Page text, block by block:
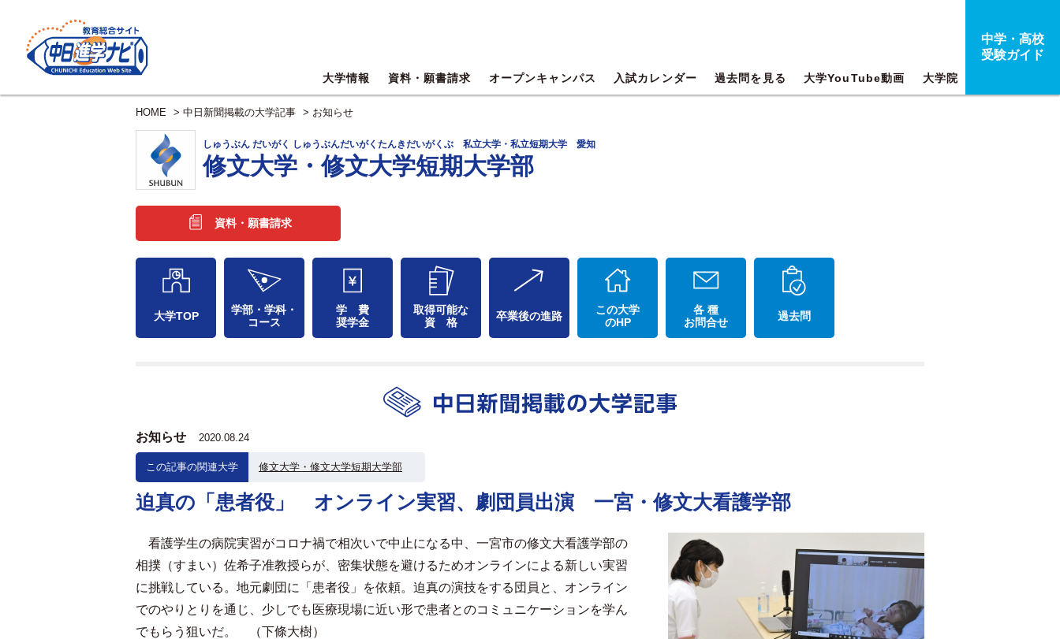
大学情報 資料・願書請求 オープンキャンパス 入試カレンダー 過去問を見る 大学YouTube動画 大学院
中学・高校
受験ガイド
HOME > 中日新聞掲載の大学記事 > お知らせ
しゅうぶん だいがく しゅうぶんだいがくたんきだいがくぶ 私立大学・私立短期大学 愛知
修文大学・修文大学短期大学部
資料・願書請求
大学TOP
学部・学科・
コース
学 費
奨学金
取得可能な
資 格
卒業後の進路
この大学
のHP
各 種
お問合せ
過去問
お知らせ 2020.08.24
この記事の関連大学 修文大学・修文大学短期大学部
迫真の「患者役」 オンライン実習、劇団員出演 一宮・修文大看護学部
看護学生の病院実習がコロナ禍で相次いで中止になる中、一宮市の修文大看護学部の
相撲（すまい）佐希子准教授らが、密集状態を避けるためオンラインによる新しい実習
に挑戦している。地元劇団に「患者役」を依頼。迫真の演技をする団員と、オンライン
でのやりとりを通じ、少しでも医療現場に近い形で患者とのコミュニケーションを学ん
でもらう狙いだ。 （下條大樹）